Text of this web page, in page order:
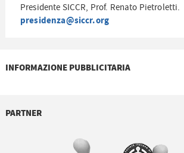
Presidente SICCR, Prof. Renato Pietroletti.
presidenza@siccr.org
INFORMAZIONE PUBBLICITARIA
PARTNER